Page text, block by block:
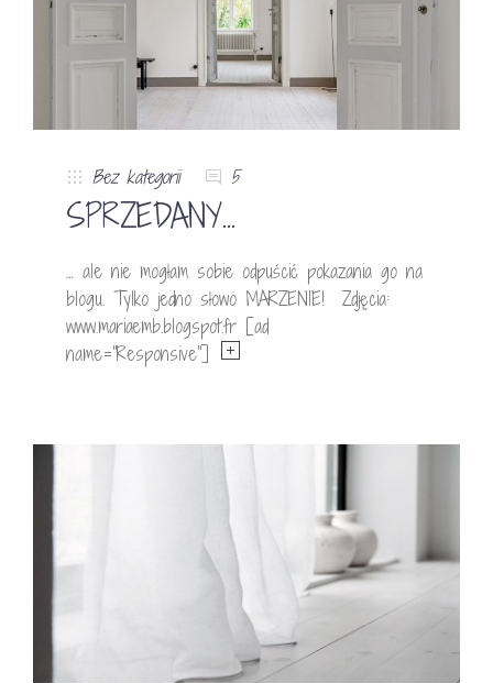
Bez kategorii 5
SPRZEDANY…
… ale nie mogłam sobie odpuścić pokazania go na
blogu. Tylko jedno słowo MARZENIE! Zdjęcia:
www.mariaemb.blogspot.fr [ad
name=”Responsive”]